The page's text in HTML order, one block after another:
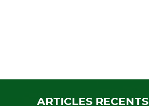
ARTICLES RECENTS